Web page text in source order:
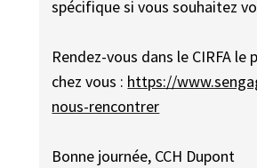
spécifique si vous souhaitez
Rendez-vous dans le CIRFA le
chez vous : https://
nous-rencontrer
Bonne journée, CCH Dupont